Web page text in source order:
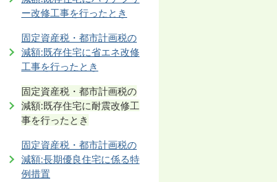
ー改修工事を行ったとき
固定資産税・都市計画税の
減額:既存住宅に省エネ改修
工事を行ったとき
固定資産税・都市計画税の
減額:既存住宅に耐震改修工
事を行ったとき
固定資産税・都市計画税の
減額:長期優良住宅に係る特
例措置